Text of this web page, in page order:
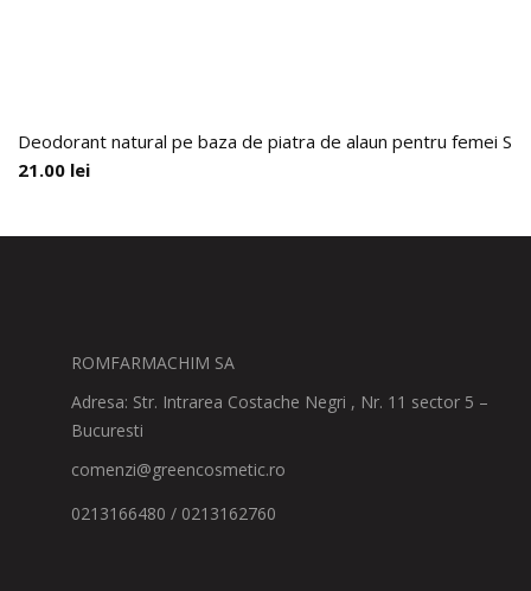
Deodorant natural pe baza de piatra de alaun pentru femei
21.00 lei
ROMFARMACHIM SA
Adresa: Str. Intrarea Costache Negri , Nr. 11 sector 5 –
Bucuresti
comenzi@greencosmetic.ro
0213166480 / 0213162760